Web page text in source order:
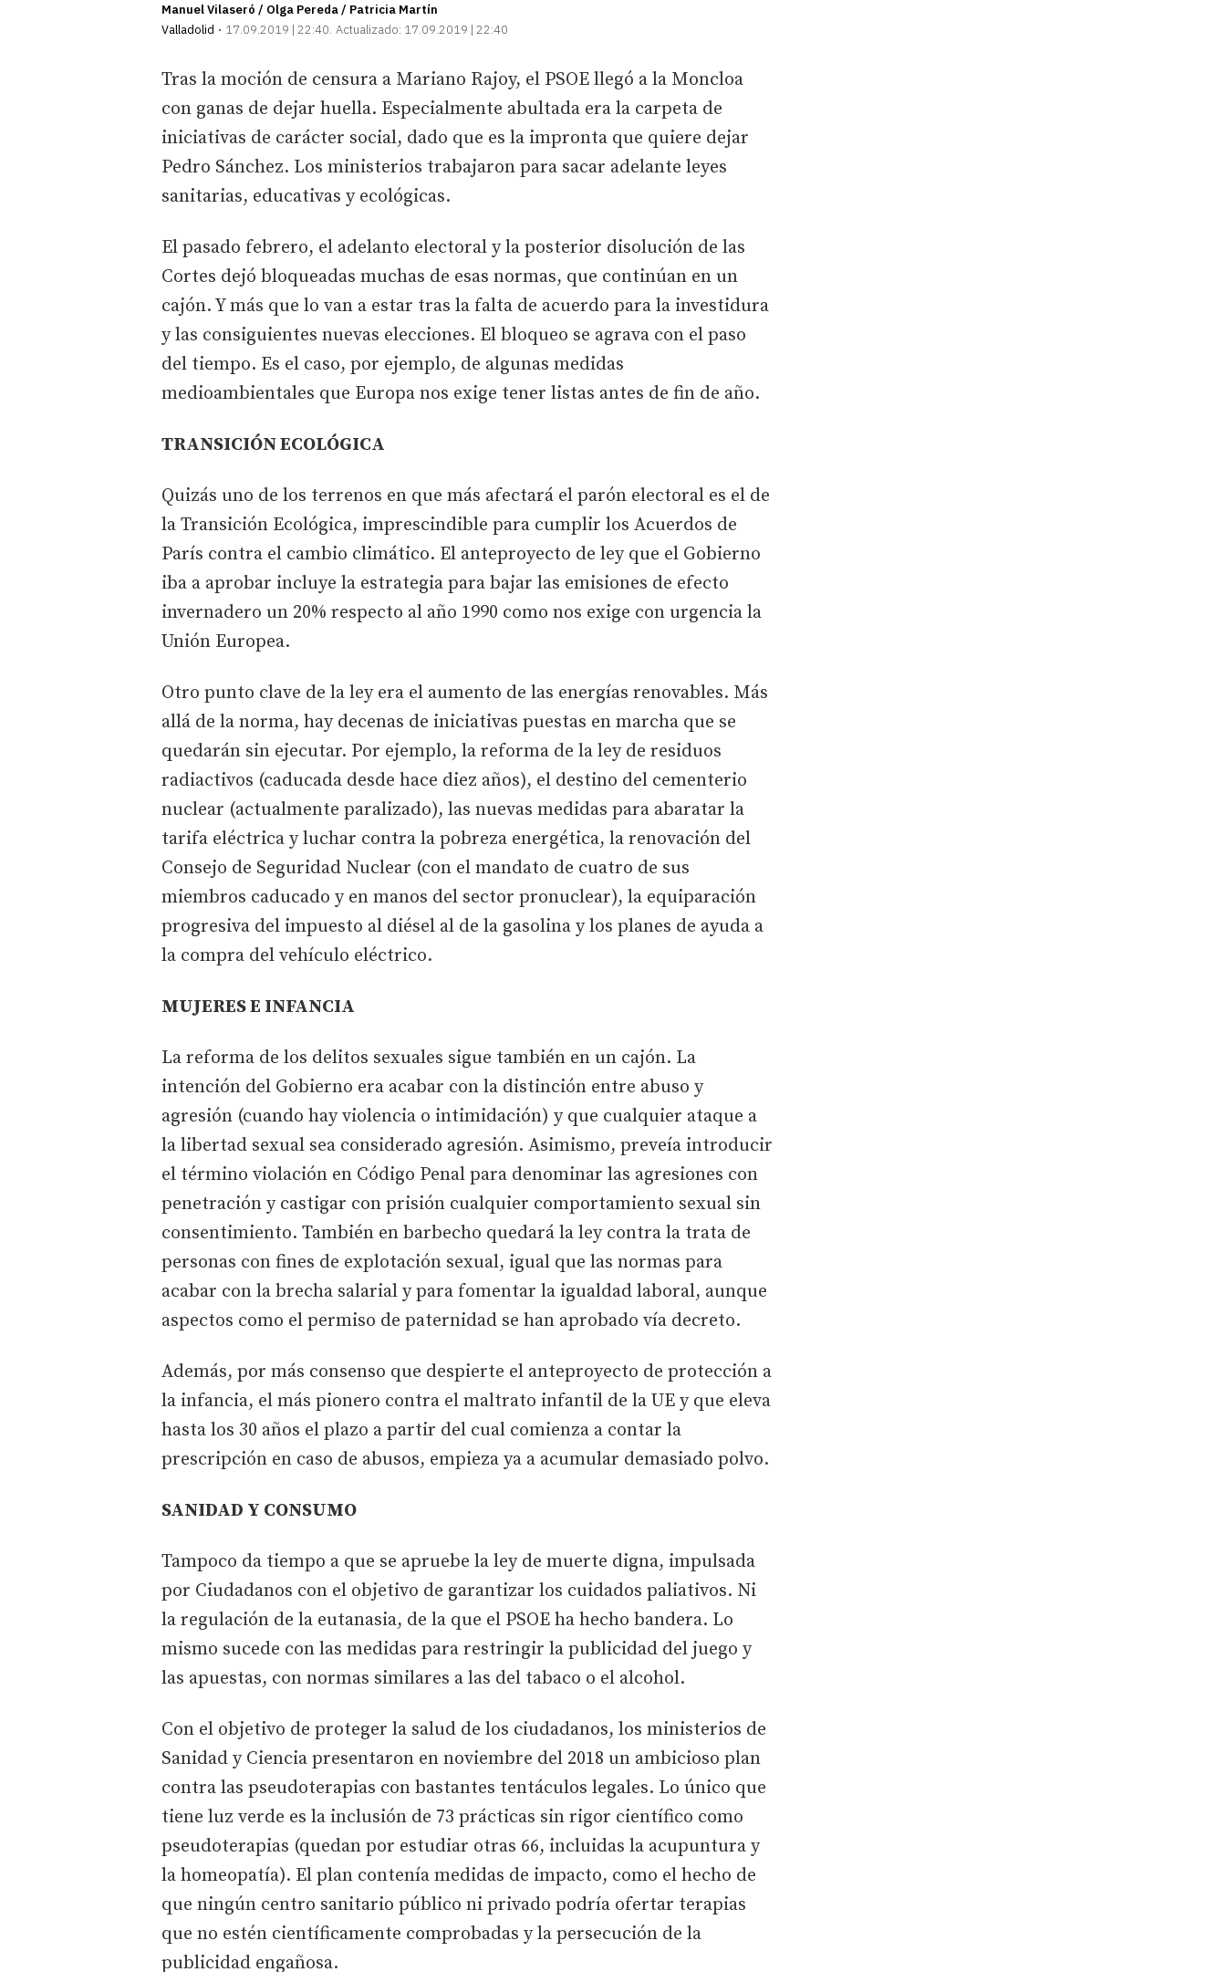
Manuel Vilaseró / Olga Pereda / Patricia Martín
Valladolid
17.09.2019 | 22:40 Actualizado: 17.09.2019 | 22:40
Tras la moción de censura a Mariano Rajoy, el PSOE llegó a la Moncloa
con ganas de dejar huella. Especialmente abultada era la carpeta de
iniciativas de carácter social, dado que es la impronta que quiere dejar
Pedro Sánchez. Los ministerios trabajaron para sacar adelante leyes
sanitarias, educativas y ecológicas.
El pasado febrero, el adelanto electoral y la posterior disolución de las
Cortes dejó bloqueadas muchas de esas normas, que continúan en un
cajón. Y más que lo van a estar tras la falta de acuerdo para la investidura
y las consiguientes nuevas elecciones. El bloqueo se agrava con el paso
del tiempo. Es el caso, por ejemplo, de algunas medidas
medioambientales que Europa nos exige tener listas antes de fin de año.
TRANSICIÓN ECOLÓGICA
Quizás uno de los terrenos en que más afectará el parón electoral es el de
la Transición Ecológica, imprescindible para cumplir los Acuerdos de
París contra el cambio climático. El anteproyecto de ley que el Gobierno
iba a aprobar incluye la estrategia para bajar las emisiones de efecto
invernadero un 20% respecto al año 1990 como nos exige con urgencia la
Unión Europea.
Otro punto clave de la ley era el aumento de las energías renovables. Más
allá de la norma, hay decenas de iniciativas puestas en marcha que se
quedarán sin ejecutar. Por ejemplo, la reforma de la ley de residuos
radiactivos (caducada desde hace diez años), el destino del cementerio
nuclear (actualmente paralizado), las nuevas medidas para abaratar la
tarifa eléctrica y luchar contra la pobreza energética, la renovación del
Consejo de Seguridad Nuclear (con el mandato de cuatro de sus
miembros caducado y en manos del sector pronuclear), la equiparación
progresiva del impuesto al diésel al de la gasolina y los planes de ayuda a
la compra del vehículo eléctrico.
MUJERES E INFANCIA
La reforma de los delitos sexuales sigue también en un cajón. La
intención del Gobierno era acabar con la distinción entre abuso y
agresión (cuando hay violencia o intimidación) y que cualquier ataque a
la libertad sexual sea considerado agresión. Asimismo, preveía introducir
el término violación en Código Penal para denominar las agresiones con
penetración y castigar con prisión cualquier comportamiento sexual sin
consentimiento. También en barbecho quedará la ley contra la trata de
personas con fines de explotación sexual, igual que las normas para
acabar con la brecha salarial y para fomentar la igualdad laboral, aunque
aspectos como el permiso de paternidad se han aprobado vía decreto.
Además, por más consenso que despierte el anteproyecto de protección a
la infancia, el más pionero contra el maltrato infantil de la UE y que eleva
hasta los 30 años el plazo a partir del cual comienza a contar la
prescripción en caso de abusos, empieza ya a acumular demasiado polvo.
SANIDAD Y CONSUMO
Tampoco da tiempo a que se apruebe la ley de muerte digna, impulsada
por Ciudadanos con el objetivo de garantizar los cuidados paliativos. Ni
la regulación de la eutanasia, de la que el PSOE ha hecho bandera. Lo
mismo sucede con las medidas para restringir la publicidad del juego y
las apuestas, con normas similares a las del tabaco o el alcohol.
Con el objetivo de proteger la salud de los ciudadanos, los ministerios de
Sanidad y Ciencia presentaron en noviembre del 2018 un ambicioso plan
contra las pseudoterapias con bastantes tentáculos legales. Lo único que
tiene luz verde es la inclusión de 73 prácticas sin rigor científico como
pseudoterapias (quedan por estudiar otras 66, incluidas la acupuntura y
la homeopatía). El plan contenía medidas de impacto, como el hecho de
que ningún centro sanitario público ni privado podría ofertar terapias
que no estén científicamente comprobadas y la persecución de la
publicidad engañosa.